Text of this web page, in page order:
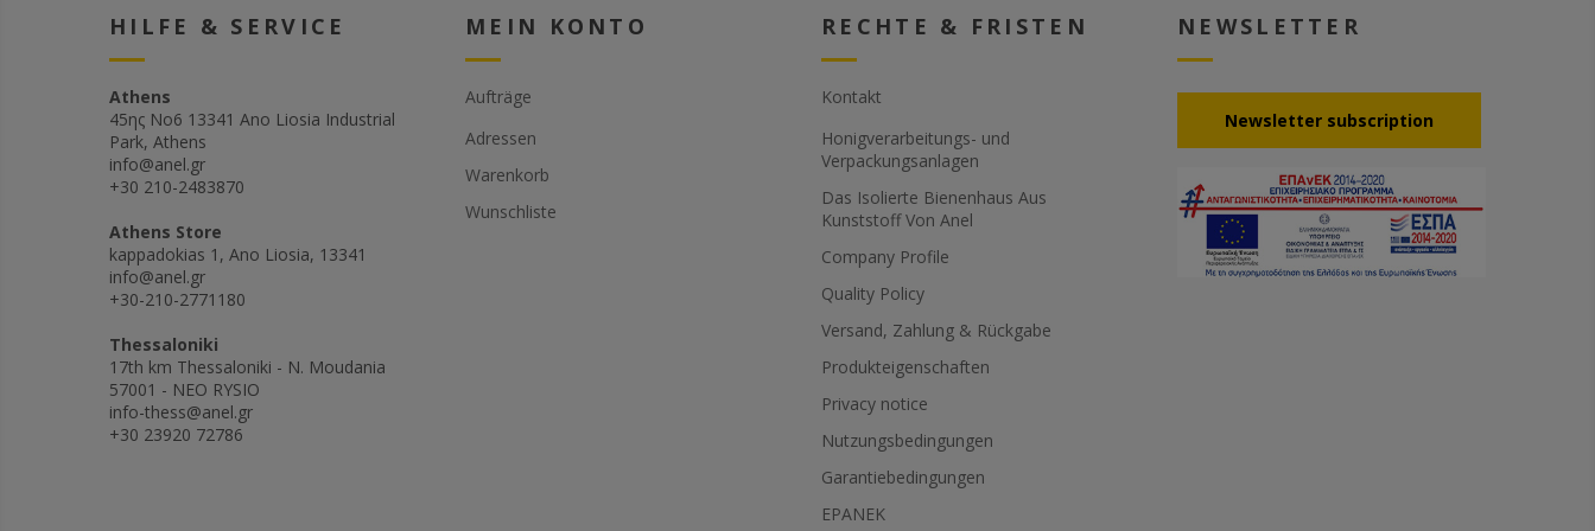
HILFE & SERVICE
Athens
45ης Νο6 13341 Ano Liosia Industrial
Park, Athens
info@anel.gr
+30 210-2483870
Athens Store
kappadokias 1, Ano Liosia, 13341
info@anel.gr
+30-210-2771180
Thessaloniki
17th km Thessaloniki - N. Moudania
57001 - NEO RYSIO
info-thess@anel.gr
+30 23920 72786
MEIN KONTO
Aufträge
Adressen
Warenkorb
Wunschliste
RECHTE & FRISTEN
Kontakt
Honigverarbeitungs- und
Verpackungsanlagen
Das Isolierte Bienenhaus Aus
Kunststoff Von Anel
Company Profile
Quality Policy
Versand, Zahlung & Rückgabe
Produkteigenschaften
Privacy notice
Nutzungsbedingungen
Garantiebedingungen
EPANEK
NEWSLETTER
Νewsletter subscription